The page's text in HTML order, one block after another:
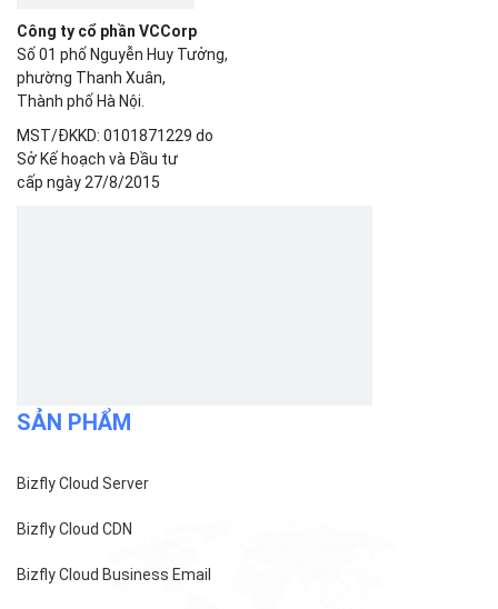
Công ty cổ phần VCCorp
Số 01 phố Nguyễn Huy Tưởng,
phường Thanh Xuân,
Thành phố Hà Nội.
MST/ĐKKD: 0101871229 do
Sở Kế hoạch và Đầu tư
cấp ngày 27/8/2015
SẢN PHẨM
Bizfly Cloud Server
Bizfly Cloud CDN
Bizfly Cloud Business Email